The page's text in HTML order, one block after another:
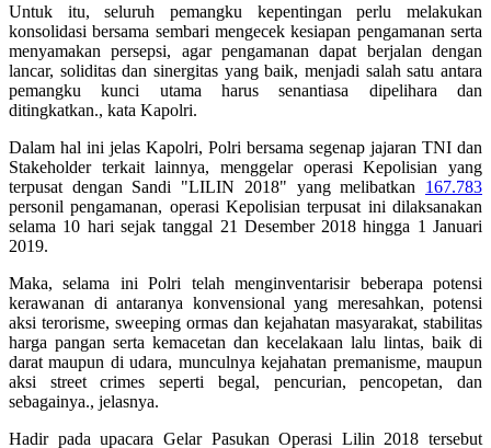
Untuk itu, seluruh pemangku kepentingan perlu melakukan
konsolidasi bersama sembari mengecek kesiapan pengamanan serta
menyamakan persepsi, agar pengamanan dapat berjalan dengan
lancar, soliditas dan sinergitas yang baik, menjadi salah satu antara
pemangku kunci utama harus senantiasa dipelihara dan
ditingkatkan., kata Kapolri.
Dalam hal ini jelas Kapolri, Polri bersama segenap jajaran TNI dan
Stakeholder terkait lainnya, menggelar operasi Kepolisian yang
terpusat dengan Sandi "LILIN 2018" yang melibatkan 167.783
personil pengamanan, operasi Kepolisian terpusat ini dilaksanakan
selama 10 hari sejak tanggal 21 Desember 2018 hingga 1 Januari
2019.
Maka, selama ini Polri telah menginventarisir beberapa potensi
kerawanan di antaranya konvensional yang meresahkan, potensi
aksi terorisme, sweeping ormas dan kejahatan masyarakat, stabilitas
harga pangan serta kemacetan dan kecelakaan lalu lintas, baik di
darat maupun di udara, munculnya kejahatan premanisme, maupun
aksi street crimes seperti begal, pencurian, pencopetan, dan
sebagainya., jelasnya.
Hadir pada upacara Gelar Pasukan Operasi Lilin 2018 tersebut